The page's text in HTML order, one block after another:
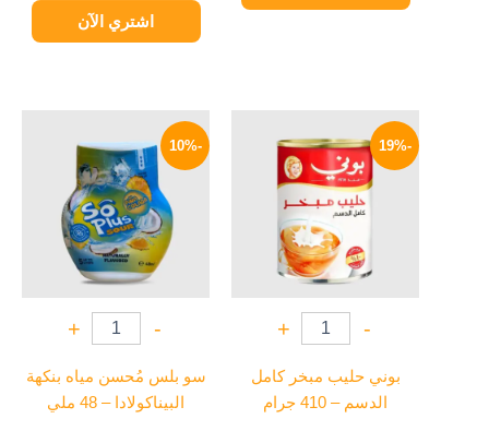
اشتري الآن
-19%
-
+
بوني حليب مبخر كامل
الدسم – 410 جرام
الأصلي
هو:
185 EGP.
الحالي
هو:
149 EGP.
-10%
-
+
سو بلس مُحسن مياه بنكهة
البيناكولادا – 48 ملي
هو:
100 EGP.
هو:
90 EGP.